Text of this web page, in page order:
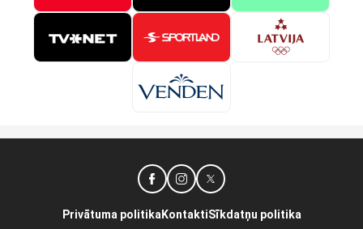
Privātuma politika KontaktiSīkdatņu politika